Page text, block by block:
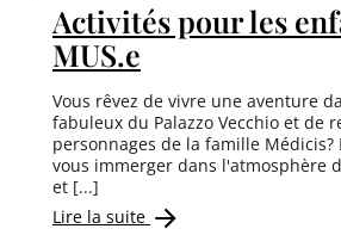
Activités pour les
MUS.e
Vous rêvez de vivre une aventure
fabuleux du Palazzo Vecchio et de
personnages de la famille Médicis?
vous immerger dans l'atmosphère
et [...]
Lire la suite